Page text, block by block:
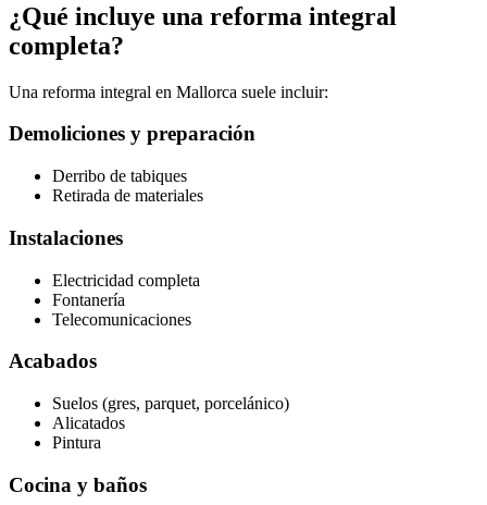
¿Qué incluye una reforma integral
completa?
Una reforma integral en Mallorca suele incluir:
Demoliciones y preparación
Derribo de tabiques
Retirada de materiales
Instalaciones
Electricidad completa
Fontanería
Telecomunicaciones
Acabados
Suelos (gres, parquet, porcelánico)
Alicatados
Pintura
Cocina y baños